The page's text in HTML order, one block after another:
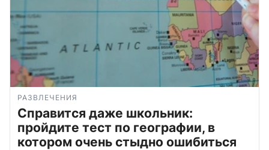
РАЗВЛЕЧЕНИЯ
Справится даже школьник:
пройдите тест по географии, в
котором очень стыдно ошибиться